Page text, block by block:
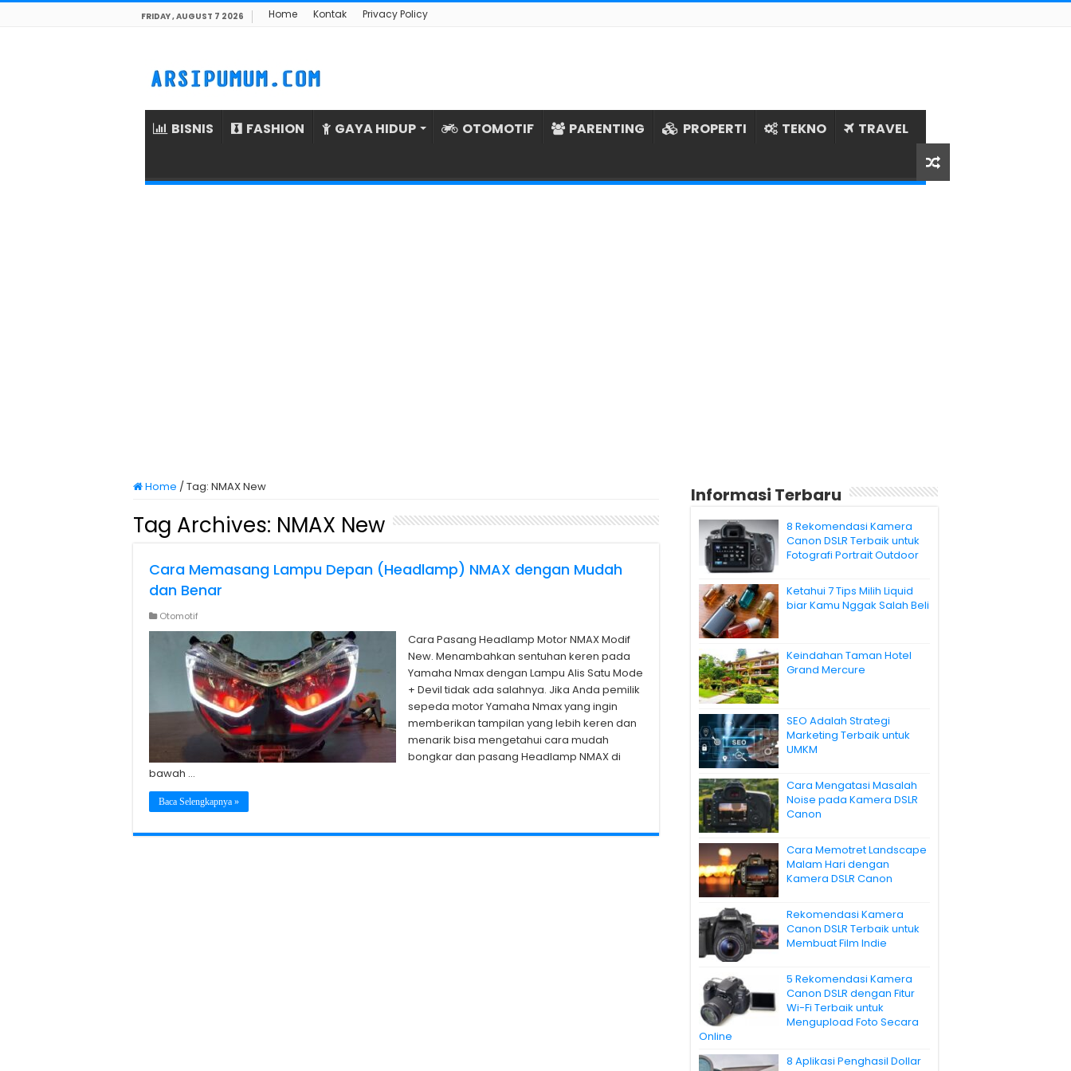
FRIDAY , AUGUST 7 2026 Home Kontak Privacy Policy
BISNIS FASHION GAYA HIDUP OTOMOTIF PARENTING PROPERTI TEKNO TRAVEL
Home /Tag: NMAX New
Tag Archives: NMAX New
Cara Memasang Lampu Depan (Headlamp) NMAX dengan Mudah
dan Benar
Otomotif
Cara Pasang Headlamp Motor NMAX Modif
New. Menambahkan sentuhan keren pada
Yamaha Nmax dengan Lampu Alis Satu Mode
+ Devil tidak ada salahnya. Jika Anda pemilik
sepeda motor Yamaha Nmax yang ingin
memberikan tampilan yang lebih keren dan
menarik bisa mengetahui cara mudah
bongkar dan pasang Headlamp NMAX di
bawah …
Baca Selengkapnya »
Informasi Terbaru
8 Rekomendasi Kamera
Canon DSLR Terbaik untuk
Fotografi Portrait Outdoor
Ketahui 7 Tips Milih Liquid
biar Kamu Nggak Salah Beli
Keindahan Taman Hotel
Grand Mercure
SEO Adalah Strategi
Marketing Terbaik untuk
UMKM
Cara Mengatasi Masalah
Noise pada Kamera DSLR
Canon
Cara Memotret Landscape
Malam Hari dengan
Kamera DSLR Canon
Rekomendasi Kamera
Canon DSLR Terbaik untuk
Membuat Film Indie
5 Rekomendasi Kamera
Canon DSLR dengan Fitur
Wi-Fi Terbaik untuk
Mengupload Foto Secara
Online
8 Aplikasi Penghasil Dollar